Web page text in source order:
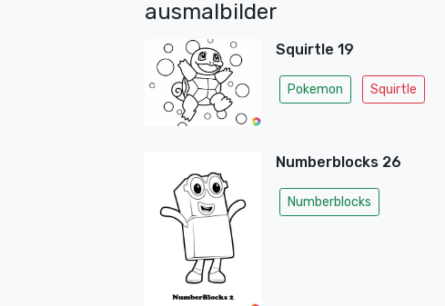
ausmalbilder
Squirtle 19
Pokemon Squirtle
Numberblocks 26
Numberblocks